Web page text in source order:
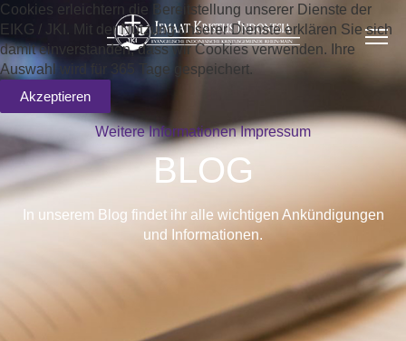
BLOG
In unserem Blog findet ihr alle wichtigen Ankündigungen
und Informationen.
Cookies erleichtern die Bereitstellung unserer Dienste der
EIKG / JKI. Mit der Nutzung unserer Dienste erklären Sie sich
damit einverstanden, dass wir Cookies verwenden. Ihre
Auswahl wird für 365 Tage gespeichert.
Akzeptieren
Weitere Informationen Impressum